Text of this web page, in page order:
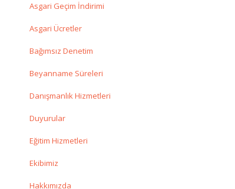
Asgari Geçim İndirimi
Asgari Ücretler
Bağımsız Denetim
Beyanname Süreleri
Danışmanlık Hizmetleri
Duyurular
Eğitim Hizmetleri
Ekibimiz
Hakkımızda